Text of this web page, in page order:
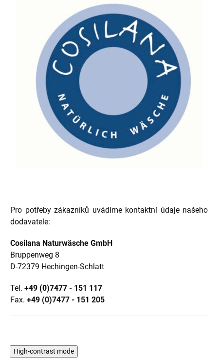
Pro potřeby zákazníků uvádíme kontaktní údaje našeho
dodavatele:
Cosilana Naturwäsche GmbH
Bruppenweg 8
D-72379 Hechingen-Schlatt
Tel. +49 (0)7477 - 151 117
Fax. +49 (0)7477 - 151 205
High-contrast mode